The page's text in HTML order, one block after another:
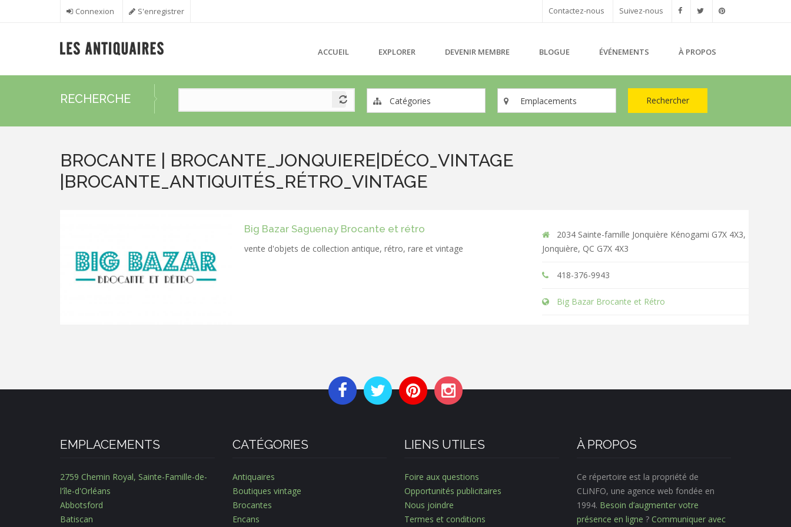
Aller au contenu principalConnexion S'enregistrer Contactez-nous Suivez-nous
ACCUEIL EXPLORER DEVENIR MEMBRE BLOGUE ÉVÉNEMENTS À PROPOS
RECHERCHE Catégories Emplacements Rechercher
BROCANTE | BROCANTE_JONQUIERE|DÉCO_VINTAGE
|BROCANTE_ANTIQUITÉS_RÉTRO_VINTAGE
Big Bazar Saguenay Brocante et rétro
vente d'objets de collection antique, rétro, rare et vintage
2034 Sainte-famille Jonquière Kénogami G7X 4X3,
Jonquière, QC G7X 4X3
418-376-9943
Big Bazar Brocante et Rétro
EMPLACEMENTS
2759 Chemin Royal, Sainte-Famille-de-
l'île-d'Orléans
Abbotsford
Batiscan
CATÉGORIES
Antiquaires
Boutiques vintage
Brocantes
Encans
LIENS UTILES
Foire aux questions
Opportunités publicitaires
Nous joindre
Termes et conditions
À PROPOS
Ce répertoire est la propriété de
CLiNFO, une agence web fondée en
1994. Besoin d’augmenter votre
présence en ligne ? Communiquer avec